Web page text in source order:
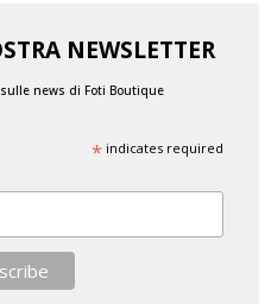
NEWSLETTER
news di Foti Boutique
*indicates required